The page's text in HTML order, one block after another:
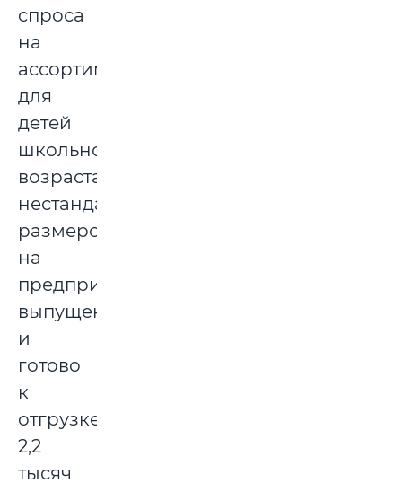
спроса
на
ассортимент
для
детей
школьного
возраста
нестандартных
размеров
на
предприятии
выпущено
и
готово
к
отгрузке
2,2
тысяч